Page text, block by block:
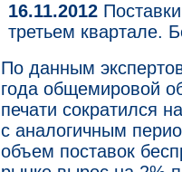
16.11.2012
третьем квартале.
По данным
года общемировой
печати сократился
с аналогичным
объем поставок